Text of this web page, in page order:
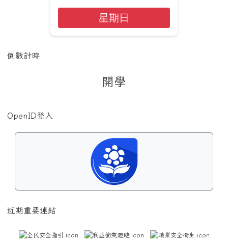
星期日
倒數計時
開學
OpenID登入
近期重要連結